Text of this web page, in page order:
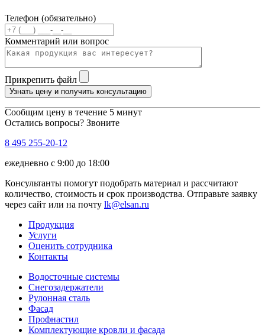
Телефон (обязательно)
Комментарий или вопрос
Прикрепить файл
Узнать цену и получить консультацию
Сообщим цену в течение 5 минут
Остались вопросы? Звоните
8 495 255-20-12
ежедневно с 9:00 до 18:00
Консультанты помогут подобрать материал и рассчитают
количество, стоимость и срок производства. Отправьте заявку
через сайт или на почту lk@elsan.ru
Продукция
Услуги
Оценить сотрудника
Контакты
Водосточные системы
Снегозадержатели
Рулонная сталь
Фасад
Профнастил
Комплектующие кровли и фасада